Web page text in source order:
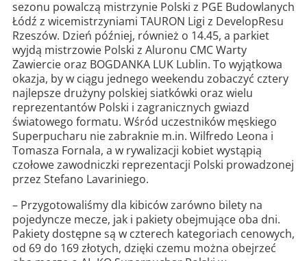
sezonu powalczą mistrzynie Polski z PGE Budowlanych
Łódź z wicemistrzyniami TAURON Ligi z DevelopResu
Rzeszów. Dzień później, również o 14.45, a parkiet
wyjdą mistrzowie Polski z Aluronu CMC Warty
Zawiercie oraz BOGDANKA LUK Lublin. To wyjątkowa
okazja, by w ciągu jednego weekendu zobaczyć cztery
najlepsze drużyny polskiej siatkówki oraz wielu
reprezentantów Polski i zagranicznych gwiazd
światowego formatu. Wśród uczestników męskiego
Superpucharu nie zabraknie m.in. Wilfredo Leona i
Tomasza Fornala, a w rywalizacji kobiet wystąpią
czołowe zawodniczki reprezentacji Polski prowadzonej
przez Stefano Lavariniego.
– Przygotowaliśmy dla kibiców zarówno bilety na
pojedyncze mecze, jak i pakiety obejmujące oba dni.
Pakiety dostępne są w czterech kategoriach cenowych,
od 69 do 169 złotych, dzięki czemu można obejrzeć